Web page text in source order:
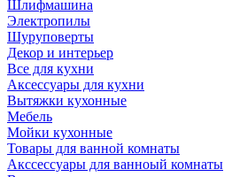
Шлифмашина
Электропилы
Шуруповерты
Декор и интерьер
Все для кухни
Аксессуары для кухни
Вытяжки кухонные
Мебель
Мойки кухонные
Товары для ванной комнаты
Акссессуары для ванноый комнаты